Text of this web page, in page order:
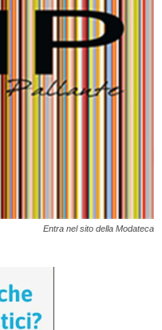
Entra nel sito della Modateca